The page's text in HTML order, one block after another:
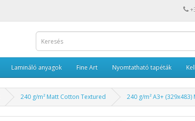
Lamináló anyagok Fine Art Nyomtatható tapéták
240 g/m² Matt Cotton Textured 240 g/m² A3+